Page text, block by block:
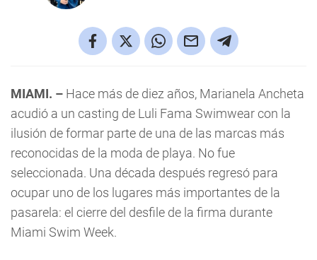
MIAMI. – Hace más de diez años, Marianela Ancheta
acudió a un casting de Luli Fama Swimwear con la
ilusión de formar parte de una de las marcas más
reconocidas de la moda de playa. No fue
seleccionada. Una década después regresó para
ocupar uno de los lugares más importantes de la
pasarela: el cierre del desfile de la firma durante
Miami Swim Week.